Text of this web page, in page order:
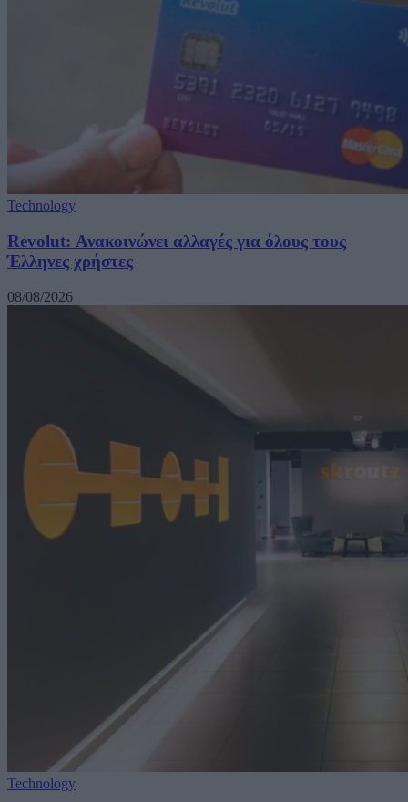
Technology
Revolut: Ανακοινώνει αλλαγές για όλους τους
Έλληνες χρήστες
08/08/2026
Technology